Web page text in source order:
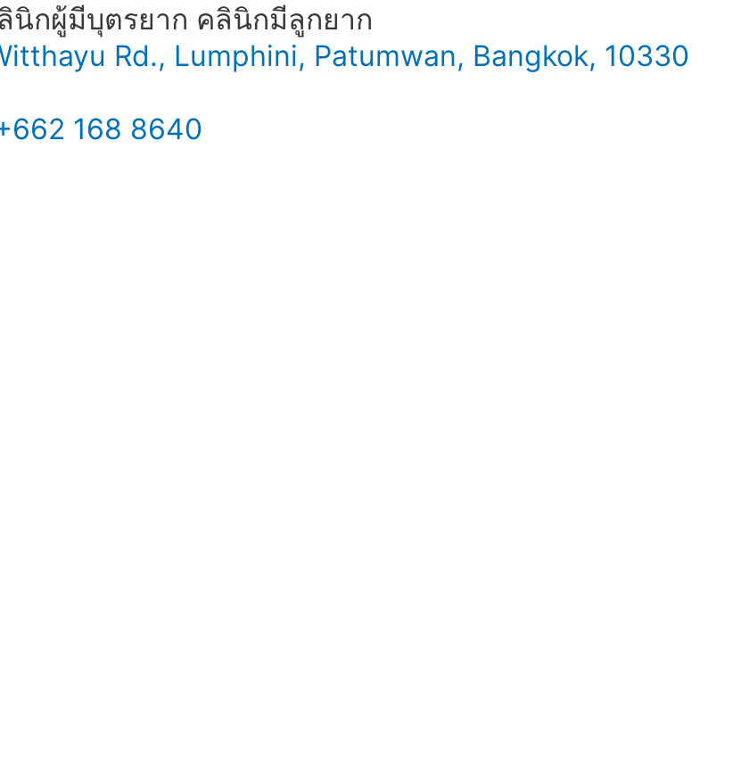
นิกผู้มีบุตรยาก คลินิกมีลูกยาก
Rd., Lumphini, Patumwan, Bangkok, 10330
168 8640